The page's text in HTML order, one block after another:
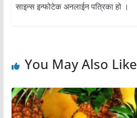
साइन्स इन्फोटेक अनलाईन पत्रिका हो ।
You May Also Like